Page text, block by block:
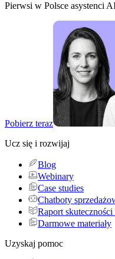
Pierwsi w Polsce asystenci
Pobierz teraz
Ucz się i rozwijaj
Blog
Webinary
Case studies
Chatboty
Raport skuteczności
Darmowe materiały
Uzyskaj pomoc